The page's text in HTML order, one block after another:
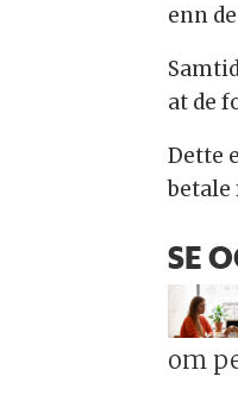
enn
at de
Dette
SE
om